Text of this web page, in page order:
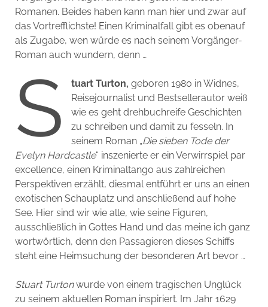
Romanen. Beides haben kann man hier und zwar auf
das Vortrefflichste! Einen Kriminalfall gibt es obenauf
als Zugabe, wen würde es nach seinem Vorgänger-
Roman auch wundern, denn …
S tuart Turton, geboren 1980 in Widnes,
Reisejournalist und Bestsellerautor weiß
wie es geht drehbuchreife Geschichten
zu schreiben und damit zu fesseln. In
seinem Roman „Die sieben Tode der
Evelyn Hardcastle“ inszenierte er ein Verwirrspiel par
excellence, einen Kriminaltango aus zahlreichen
Perspektiven erzählt, diesmal entführt er uns an einen
exotischen Schauplatz und anschließend auf hohe
See. Hier sind wir wie alle, wie seine Figuren,
ausschließlich in Gottes Hand und das meine ich ganz
wortwörtlich, denn den Passagieren dieses Schiffs
steht eine Heimsuchung der besonderen Art bevor …
Stuart Turtonwurde von einem tragischen Unglück
zu seinem aktuellen Roman inspiriert. Im Jahr 1629